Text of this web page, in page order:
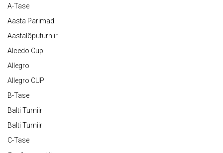
A-Tase
Aasta Parimad
Aastalõputurniir
Alcedo Cup
Allegro
Allegro CUP
B-Tase
Balti Turniir
Balti Turniir
C-Tase